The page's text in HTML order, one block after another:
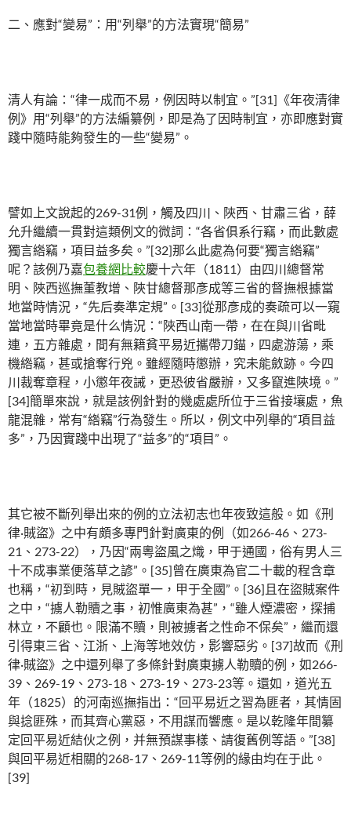
二、應對“變易”：用“列舉”的方法實現“簡易”
清人有論：“律一成而不易，例因時以制宜。”[31]《年夜清律
例》用“列舉”的方法編纂例，即是為了因時制宜，亦即應對實
踐中隨時能夠發生的一些“變易”。
譬如上文說起的269-31例，觸及四川、陜西、甘肅三省，薛
允升繼續一貫對這類例文的微詞：“各省俱系行竊，而此數處
獨言綹竊，項目益多矣。”[32]那么此處為何要“獨言綹竊”
呢？該例乃嘉包養網比較慶十六年（1811）由四川總督常
明、陜西巡撫董教增、陜甘總督那彥成等三省的督撫根據當
地當時情況，“先后奏準定規”。[33]從那彥成的奏疏可以一窺
當地當時畢竟是什么情況：“陜西山南一帶，在在與川省毗
連，五方雜處，間有無籍貧平易近攜帶刀錨，四處游蕩，乘
機綹竊，甚或搶奪行兇。雖經隨時懲辦，究未能斂跡。今四
川裁奪章程，小懲年夜誡，更恐彼省嚴辦，又多竄進陜境。”
[34]簡單來說，就是該例針對的幾處處所位于三省接壤處，魚
龍混雜，常有“綹竊”行為發生。所以，例文中列舉的“項目益
多”，乃因實踐中出現了“益多”的“項目”。
其它被不斷列舉出來的例的立法初志也年夜致這般。如《刑
律·賊盜》之中有頗多專門針對廣東的例（如266-46、273-
21、273-22），乃因“兩粵盜風之熾，甲于通國，俗有男人三
十不成事業便落草之諺”。[35]曾在廣東為官二十載的程含章
也稱，“初到時，見賊盜單一，甲于全國”。[36]且在盜賊案件
之中，“擄人勒贖之事，初惟廣東為甚”，“雖人煙濃密，探捕
林立，不顧也。限滿不贖，則被擄者之性命不保矣”，繼而還
引得東三省、江浙、上海等地效仿，影響惡劣。[37]故而《刑
律·賊盜》之中還列舉了多條針對廣東擄人勒贖的例，如266-
39、269-19、273-18、273-19、273-23等。還如，道光五
年（1825）的河南巡撫指出：“回平易近之習為匪者，其情固
與捻匪殊，而其齊心黨惡，不用謀而響應。是以乾隆年間纂
定回平易近結伙之例，并無預謀事樣、請復舊例等語。”[38]
與回平易近相關的268-17、269-11等例的緣由均在于此。
[39]